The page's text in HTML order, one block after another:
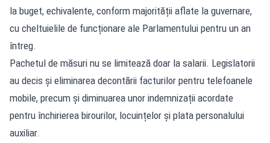
la buget, echivalente, conform majorității aflate la guvernare,
cu cheltuielile de funcționare ale Parlamentului pentru un an
întreg.
Pachetul de măsuri nu se limitează doar la salarii. Legislatorii
au decis și eliminarea decontării facturilor pentru telefoanele
mobile, precum și diminuarea unor indemnizații acordate
pentru închirierea birourilor, locuințelor și plata personalului
auxiliar.